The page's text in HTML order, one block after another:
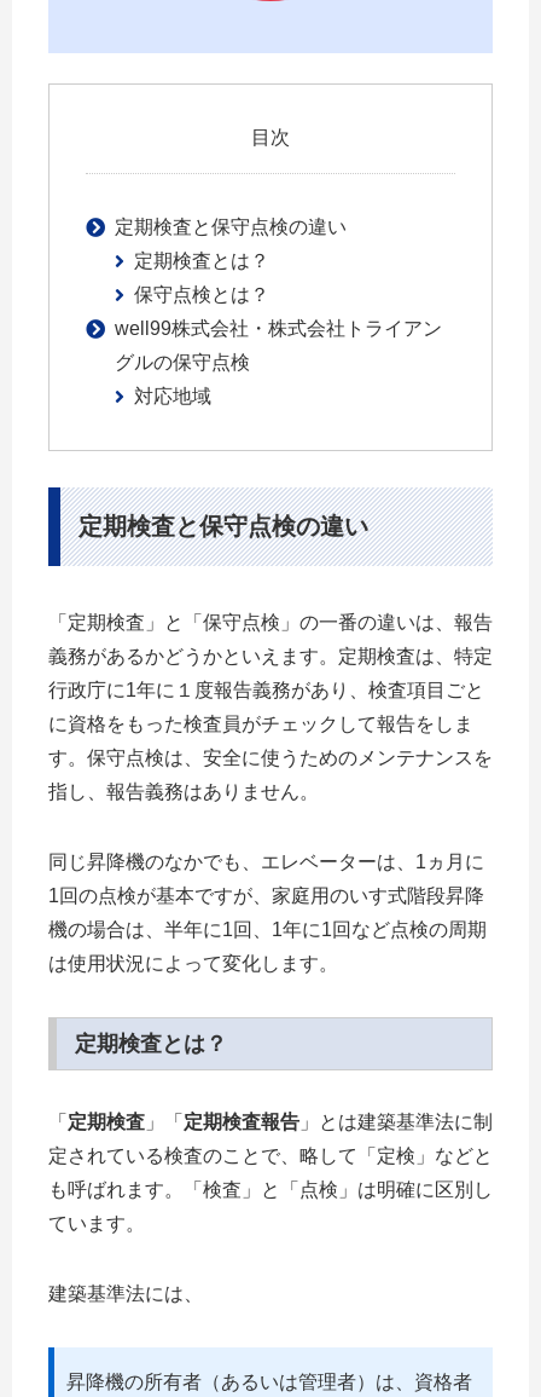
目次
定期検査と保守点検の違い
定期検査とは？
保守点検とは？
well99株式会社・株式会社トライアン
グルの保守点検
対応地域
定期検査と保守点検の違い
「定期検査」と「保守点検」の一番の違いは、報告
義務があるかどうかといえます。定期検査は、特定
行政庁に1年に１度報告義務があり、検査項目ごと
に資格をもった検査員がチェックして報告をしま
す。保守点検は、安全に使うためのメンテナンスを
指し、報告義務はありません。
同じ昇降機のなかでも、エレベーターは、1ヵ月に
1回の点検が基本ですが、家庭用のいす式階段昇降
機の場合は、半年に1回、1年に1回など点検の周期
は使用状況によって変化します。
定期検査とは？
「 定期検査 」「 定期検査報告 」とは建築基準法に制
定されている検査のことで、略して「定検」などと
も呼ばれます。「検査」と「点検」は明確に区別し
ています。
建築基準法には、
昇降機の所有者（あるいは管理者）は、資格者